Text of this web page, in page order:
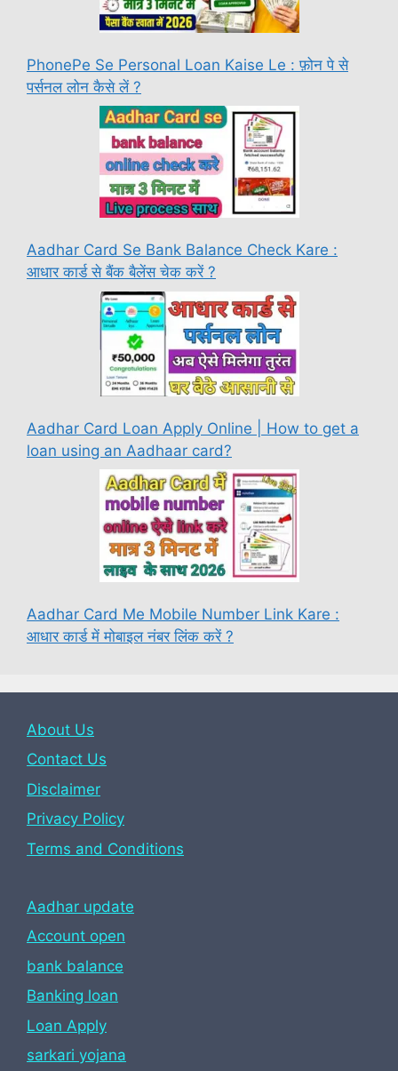
PhonePe Se Personal Loan Kaise Le : फ़ोन पे से
पर्सनल लोन कैसे लें ?
Aadhar Card Se Bank Balance Check Kare :
आधार कार्ड से बैंक बैलेंस चेक करें ?
Aadhar Card Loan Apply Online | How to get a
loan using an Aadhaar card?
Aadhar Card Me Mobile Number Link Kare :
आधार कार्ड में मोबाइल नंबर लिंक करें ?
About Us
Contact Us
Disclaimer
Privacy Policy
Terms and Conditions
Aadhar update
Account open
bank balance
Banking loan
Loan Apply
sarkari yojana